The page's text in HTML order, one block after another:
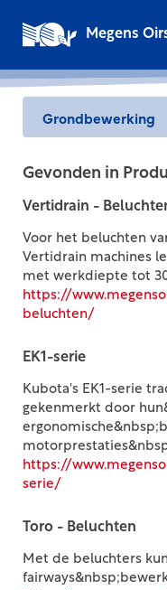
Megens
Gevonden in
Vertidrain -
Voor het beluchten
Vertidrain machines
met werkdiepte tot
https://
beluchten/
EK1-serie
Kubota's EK1-serie
gekenmerkt door
https://
serie/
Toro - Beluchten
Met de beluchters